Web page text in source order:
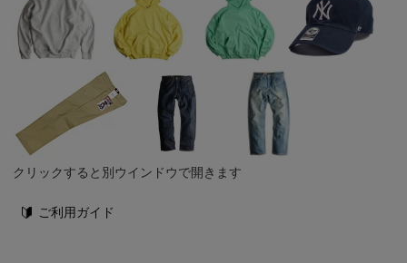
クリックすると別ウインドウで開きます
ご利用ガイド